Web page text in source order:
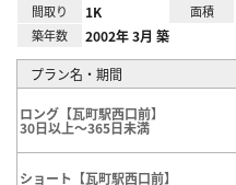
間取り 1K 面積
築年数 2002年 3月 築
プラン名・期間
ロング【瓦町駅西口前】
30日以上～365日未満
ショート【瓦町駅西口前】